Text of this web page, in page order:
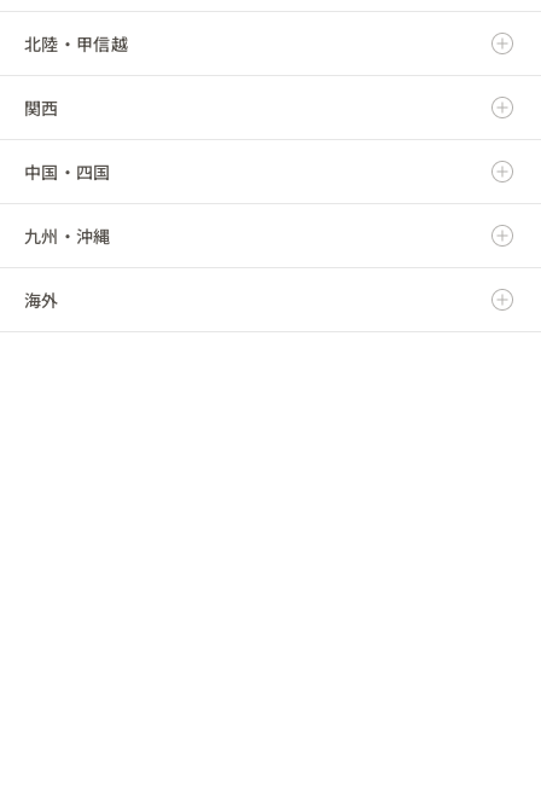
宮城県
秋田県
山形県
福島県
栃木県
群馬県
埼玉県
千葉県
東京都
岐阜県
静岡県
愛知県
三重県
北陸・甲信越
新潟県
富山県
石川県
福井県
関西
滋賀県
京都府
大阪府
中国・四国
鳥取県
島根県
九州・沖縄
福岡県
海外